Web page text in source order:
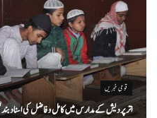
قومی خبریں
اتر پردیش کےمدارس میں کامل و فاضل کی اسناد بند